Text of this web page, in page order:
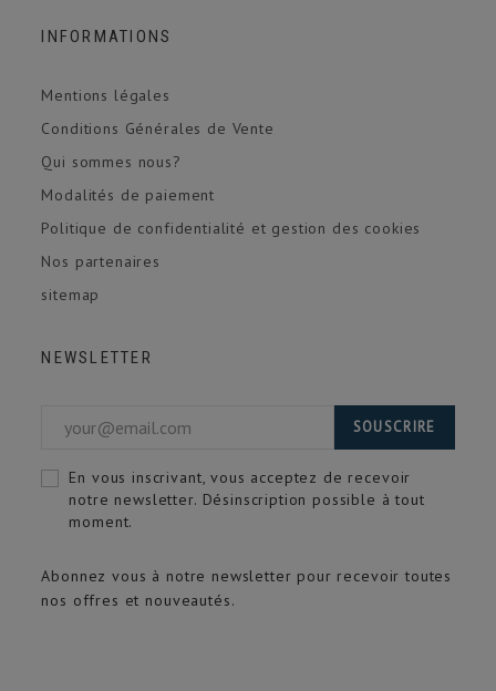
INFORMATIONS
Mentions légales
Conditions Générales de Vente
Qui sommes nous?
Modalités de paiement
Politique de confidentialité et gestion des cookies
Nos partenaires
sitemap
NEWSLETTER
Abonnez vous à notre newsletter pour recevoir toutes
nos offres et nouveautés.
SOUSCRIRE
En vous inscrivant, vous acceptez de recevoir
notre newsletter. Désinscription possible à tout
moment.